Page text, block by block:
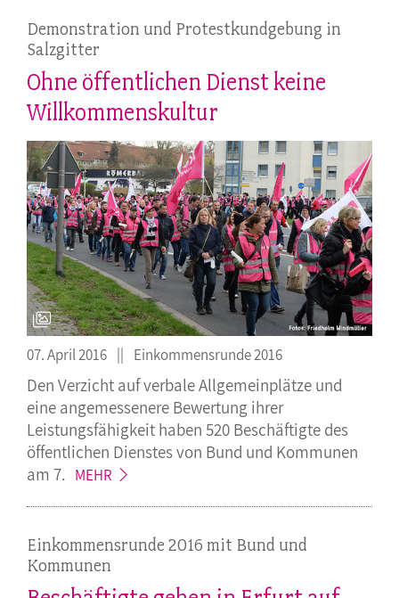
Demonstration und Protestkundgebung in
Salzgitter
Ohne öffentlichen Dienst keine
Willkommenskultur
07. April 2016 Einkommensrunde 2016
Den Verzicht auf verbale Allgemeinplätze und
eine angemessenere Bewertung ihrer
Leistungsfähigkeit haben 520 Beschäftigte des
öffentlichen Dienstes von Bund und Kommunen
am 7. MEHR
Einkommensrunde 2016 mit Bund und
Kommunen